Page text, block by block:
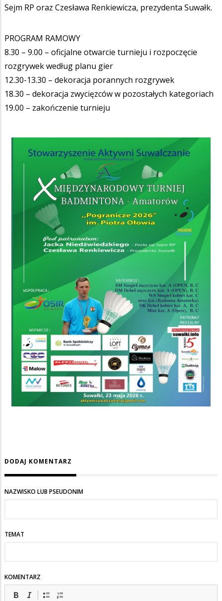
Sejm RP oraz Czesława Renkiewicza, prezydenta Suwałk.
PROGRAM RAMOWY
8.30 – 9.00 – oficjalne otwarcie turnieju i rozpoczęcie
rozgrywek według planu gier
12.30-13.30 – dekoracja porannych rozgrywek
18.30 – dekoracja zwycięzców w pozostałych kategoriach
19.00 – zakończenie turnieju
DODAJ KOMENTARZ
NAZWISKO LUB PSEUDONIM
TEMAT
KOMENTARZ